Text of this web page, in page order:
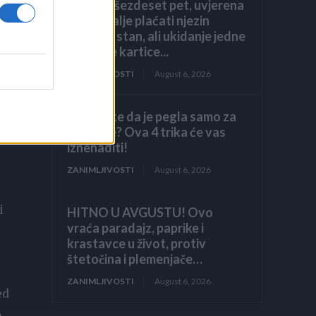
navršila šezdeset pet, uvjerena
da ću i dalje plaćati njezin
luksuzni stan, ali ukidanje jedne
dodatne kartice...
ZANIMLJIVOSTI August 6, 2026
Mislite da je pegla samo za
peglanje? Ova 4 trika će vas
iznenaditi!
ZANIMLJIVOSTI August 6, 2026
HITNO U AVGUSTU! Ovo
vraća paradajz, paprike i
krastavce u život, protiv
štetočina i plemenjače…
ZANIMLJIVOSTI August 6, 2026